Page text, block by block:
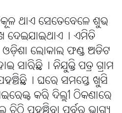
ଥାଏ ସେତେବେଳେ ଶୁଭ
ଦେଇଯାଇଥାଏ୤ ଏମିତି
ଲୋକାଲ ଫଣ୍ଡ ଅଡିଟ
ସାରିଛି୤ ନିଯୁକ୍ତି ପତ୍ର ଗ୍ରାମ
ଘରେ ସମସ୍ତେ ଖୁସି
କରି ଦିଲ୍ଲୀ ଠିକଣାରେ